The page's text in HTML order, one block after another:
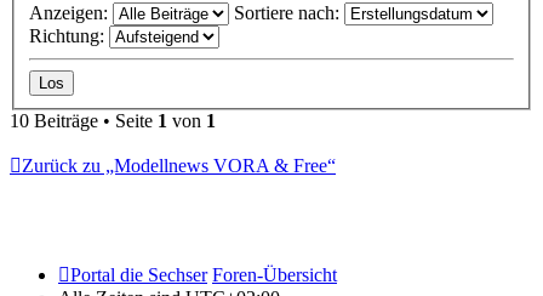
Anzeigen:
Sortiere nach:
Richtung:
10 Beiträge • Seite 1 von 1
Zurück zu „Modellnews VORA & Free“
Portal die Sechser Foren-Übersicht